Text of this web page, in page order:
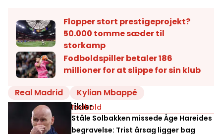
Flopper stort prestigeprojekt?
50.000 tomme sæder til
storkamp
Fodboldspiller betaler 186
millioner for at slippe for sin klub
Real Madrid
Kylian Mbappé
Relaterede artikler
Fodbold
Ståle Solbakken missede Åge Hareides
begravelse: Trist årsag ligger bag